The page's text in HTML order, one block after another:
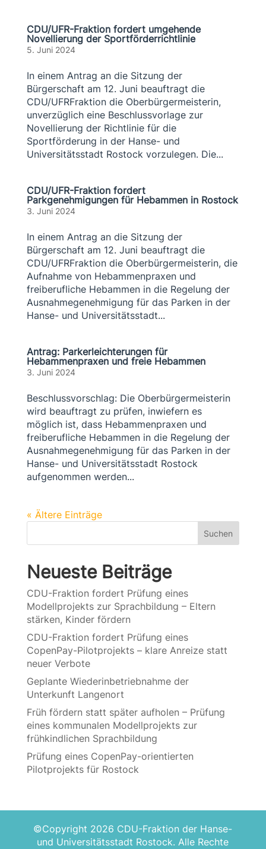
CDU/UFR-Fraktion fordert umgehende
Novellierung der Sportförderrichtlinie
5. Juni 2024
In einem Antrag an die Sitzung der
Bürgerschaft am 12. Juni beauftragt die
CDU/UFRFraktion die Oberbürgermeisterin,
unverzüglich eine Beschlussvorlage zur
Novellierung der Richtlinie für die
Sportförderung in der Hanse- und
Universitätsstadt Rostock vorzulegen. Die...
CDU/UFR-Fraktion fordert
Parkgenehmigungen für Hebammen in Rostock
3. Juni 2024
In einem Antrag an die Sitzung der
Bürgerschaft am 12. Juni beauftragt die
CDU/UFRFraktion die Oberbürgermeisterin, die
Aufnahme von Hebammenpraxen und
freiberufliche Hebammen in die Regelung der
Ausnahmegenehmigung für das Parken in der
Hanse- und Universitätsstadt...
Antrag: Parkerleichterungen für
Hebammenpraxen und freie Hebammen
3. Juni 2024
Beschlussvorschlag: Die Oberbürgermeisterin
wird beauftragt zu prüfen, inwiefern es
möglich ist, dass Hebammenpraxen und
freiberufliche Hebammen in die Regelung der
Ausnahmegenehmigung für das Parken in der
Hanse- und Universitätsstadt Rostock
aufgenommen werden...
« Ältere Einträge
Suchen
Neueste Beiträge
CDU-Fraktion fordert Prüfung eines
Modellprojekts zur Sprachbildung – Eltern
stärken, Kinder fördern
CDU-Fraktion fordert Prüfung eines
CopenPay-Pilotprojekts – klare Anreize statt
neuer Verbote
Geplante Wiederinbetriebnahme der
Unterkunft Langenort
Früh fördern statt später aufholen – Prüfung
eines kommunalen Modellprojekts zur
frühkindlichen Sprachbildung
Prüfung eines CopenPay-orientierten
Pilotprojekts für Rostock
©Copyright 2026 CDU-Fraktion der Hanse-
und Universitätsstadt Rostock. Alle Rechte